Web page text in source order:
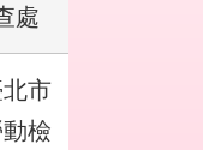
處
市
檢